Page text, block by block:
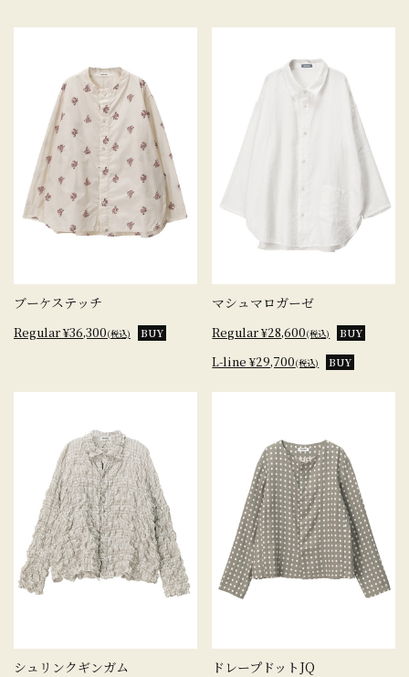
ブーケステッチ
Regular ¥36,300(税込) BUY
マシュマロガーゼ
Regular ¥28,600(税込) BUY
L-line ¥29,700(税込) BUY
シュリンクギンガム ドレープドットJQ